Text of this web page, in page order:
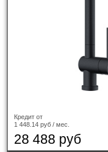
Страна-производитель
Кредит от
1 448.14 руб / мес.
28 488 руб